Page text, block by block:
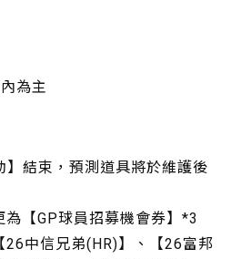
為主
】結束，預測道具將於維護後
【GP球員招募機會券】*3
中信兄弟(HR)】、【26富邦